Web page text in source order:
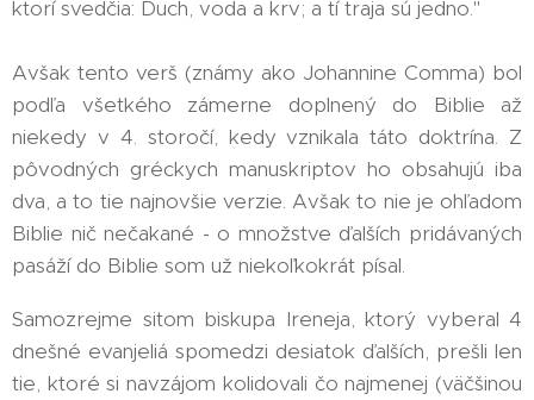
ktorí svedčia: Duch, voda a krv; a tí traja sú jedno."
Avšak tento verš (známy ako Johannine Comma) bol
podľa všetkého zámerne doplnený do Biblie až
niekedy v 4. storočí, kedy vznikala táto doktrína. Z
pôvodných gréckych manuskriptov ho obsahujú iba
dva, a to tie najnovšie verzie. Avšak to nie je ohľadom
Biblie nič nečakané - o množstve ďalších pridávaných
pasáží do Biblie som už niekoľkokrát písal.
Samozrejme sitom biskupa Ireneja, ktorý vyberal 4
dnešné evanjeliá spomedzi desiatok ďalších, prešli len
tie, ktoré si navzájom kolidovali čo najmenej (väčšinou